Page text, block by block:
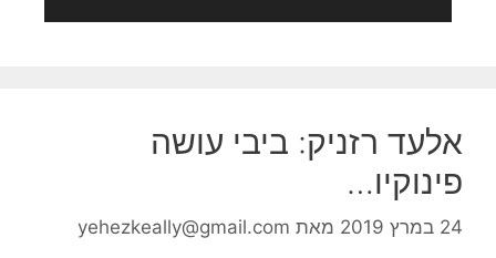
אלעד רזניק: ביבי עושה
פינוקיו…
24 במרץ 2019 מאת yehezkeally@gmail.com